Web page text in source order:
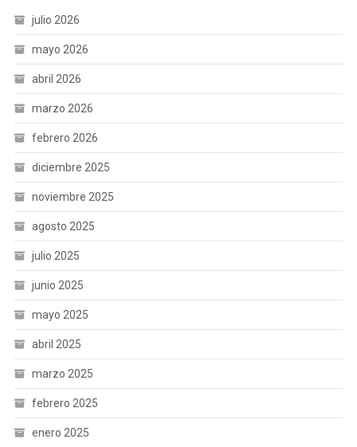
julio 2026
mayo 2026
abril 2026
marzo 2026
febrero 2026
diciembre 2025
noviembre 2025
agosto 2025
julio 2025
junio 2025
mayo 2025
abril 2025
marzo 2025
febrero 2025
enero 2025